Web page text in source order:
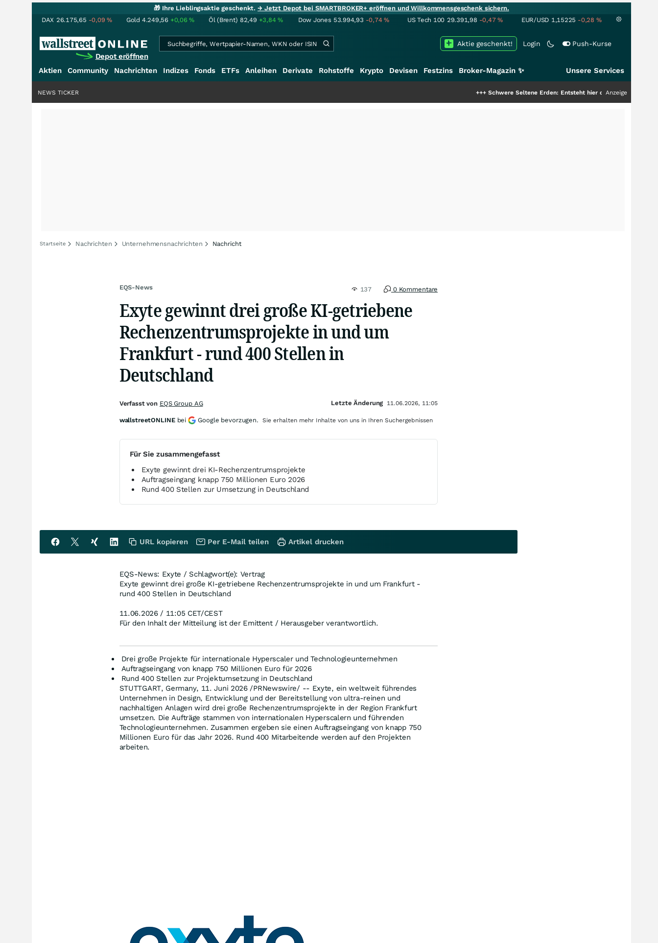
🎁 Ihre Lieblingsaktie geschenkt.→ Jetzt Depot bei SMARTBROKER+ eröffnen und Willkommensgeschenk sichern.
DAX 26.175,65 -0,09% Gold 4.249,56 +0,06% Öl (Brent) 82,49 +3,84% Dow Jones 53.994,93 -0,74% US Tech 100 29.391,98 -0,47% EUR/USD 1,15225 -0,28 %
Depot eröffnen
Login Push-Kurse
Aktie geschenkt!
Aktien Community Nachrichten Indizes Fonds ETFs Anleihen Derivate Rohstoffe Krypto Devisen Festzins Broker-Magazin ✨ Unsere Services
Schwere Seltene Erden: Entsteht hier die nächste Milliardenstory?
Anzeige
NEWS TICKER
Startseite Nachrichten Unternehmensnachrichten Nachricht
EQS-News 137 0 Kommentare
Exyte gewinnt drei große KI-getriebene
Rechenzentrumsprojekte in und um
Frankfurt - rund 400 Stellen in
Deutschland
Für Sie zusammengefasst
Exyte gewinnt drei KI-Rechenzentrumsprojekte
Auftragseingang knapp 750 Millionen Euro 2026
Rund 400 Stellen zur Umsetzung in Deutschland
EQS-News: Exyte / Schlagwort(e): Vertrag
Exyte gewinnt drei große KI-getriebene Rechenzentrumsprojekte in und um Frankfurt -
rund 400 Stellen in Deutschland
11.06.2026 / 11:05 CET/CEST
Für den Inhalt der Mitteilung ist der Emittent / Herausgeber verantwortlich.
Drei große Projekte für internationale Hyperscaler und Technologieunternehmen
Auftragseingang von knapp 750 Millionen Euro für 2026
Rund 400 Stellen zur Projektumsetzung in Deutschland
STUTTGART, Germany, 11. Juni 2026 /PRNewswire/ -- Exyte, ein weltweit führendes
Unternehmen in Design, Entwicklung und der Bereitstellung von ultra-reinen und
nachhaltigen Anlagen wird drei große Rechenzentrumsprojekte in der Region Frankfurt
umsetzen. Die Aufträge stammen von internationalen Hyperscalern und führenden
Technologieunternehmen. Zusammen ergeben sie einen Auftragseingang von knapp 750
Millionen Euro für das Jahr 2026. Rund 400 Mitarbeitende werden auf den Projekten
arbeiten.
Verfasst von EQS Group AG Letzte Änderung 11.06.2026, 11:05
wallstreetONLINE bei Google bevorzugen. Sie erhalten mehr Inhalte von uns in Ihren Suchergebnissen
URL kopieren Per E-Mail teilen Artikel drucken